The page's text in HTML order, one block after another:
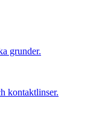
grunder.
kontaktlinser.